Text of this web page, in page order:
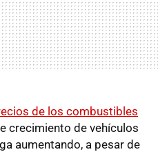
de los combustibles
crecimiento de vehículos
aumentando, a pesar de